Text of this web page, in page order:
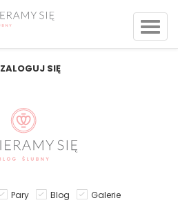
ZALOGUJ SIĘ
Pary Blog Galerie